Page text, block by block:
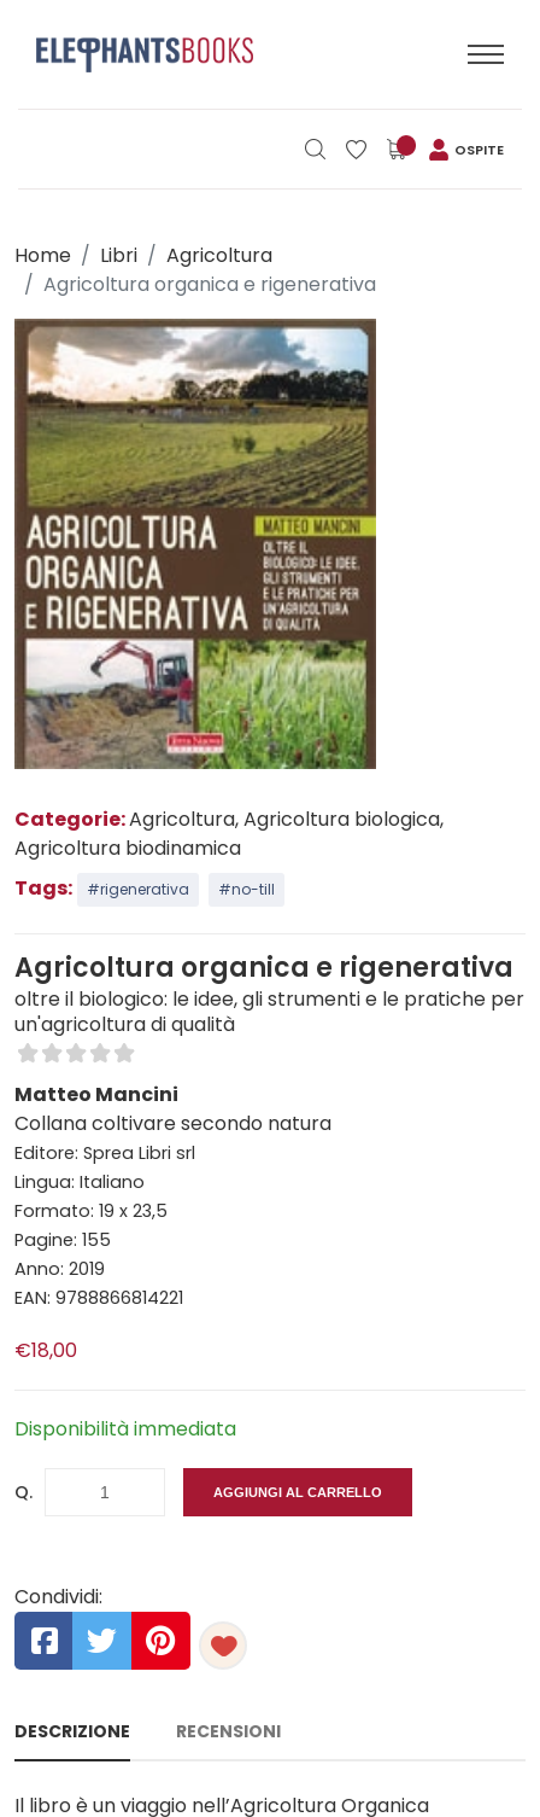
OSPITE
Home Libri
Agricoltura
Agricoltura organica e rigenerativa
Categorie:Agricoltura, Agricoltura biologica,
Agricoltura biodinamica
Tags:
#rigenerativa #no-till
Agricoltura organica e rigenerativa
oltre il biologico: le idee, gli strumenti e le pratiche per
un'agricoltura di qualità
Matteo Mancini
Collana coltivare secondo natura
Editore: Sprea Libri srl
Lingua: Italiano
Formato: 19 x 23,5
Pagine: 155
Anno: 2019
EAN: 9788866814221
€18,00
Disponibilità immediata
Q. AGGIUNGI AL CARRELLO
Condividi:
DESCRIZIONE RECENSIONI
Il libro è un viaggio nell’Agricoltura Organica